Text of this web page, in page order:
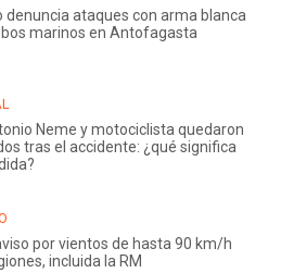
denuncia ataques con arma blanca
marinos en Antofagasta
Neme y motociclista quedaron
tras el accidente: ¿qué significa
por vientos de hasta 90 km/h
incluida la RM